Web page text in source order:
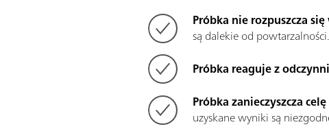
Próbka nie rozpuszcza
są dalekie od powtarzalności.
Próbka reaguje z
Próbka zanieczyszcza
uzyskane wyniki są